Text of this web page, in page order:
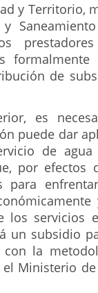
y Territorio,
de
es
puede dar
de
por efectos
para
los servicios
un subsidio
la
Ministerio